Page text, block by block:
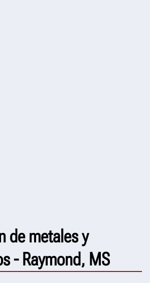
de metales y
- Raymond, MS